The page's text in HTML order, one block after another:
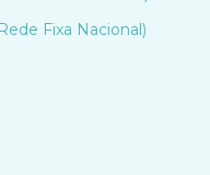
Fixa Nacional)